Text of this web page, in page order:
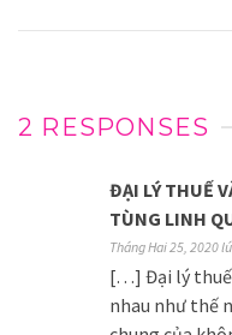
2 RESPONSES
ĐẠI LÝ THUẾ
TÙNG LINH
Tháng Hai 25, 2020
[…] Đại lý thuế
nhau như thế